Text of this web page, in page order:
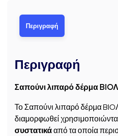
Περιγραφή
Περιγραφή
Σαπούνι λιπαρό δέρμα
Το Σαπούνι λιπαρό δέρμα
διαμορφωθεί
συστατικάαπό τα οποία